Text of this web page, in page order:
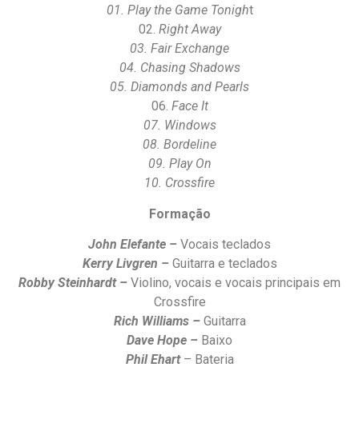
01. Play the Game Tonight
02. Right Away
03. Fair Exchange
04. Chasing Shadows
05. Diamonds and Pearls
06. Face It
07. Windows
08. Bordeline
09. Play On
10. Crossfire
Formação
John Elefante – Vocais teclados
Kerry Livgren –Guitarra e teclados
Robby Steinhardt – Violino, vocais e vocais principais em
Crossfire
Rich Williams –Guitarra
Dave Hope – Baixo
Phil Ehart – Bateria